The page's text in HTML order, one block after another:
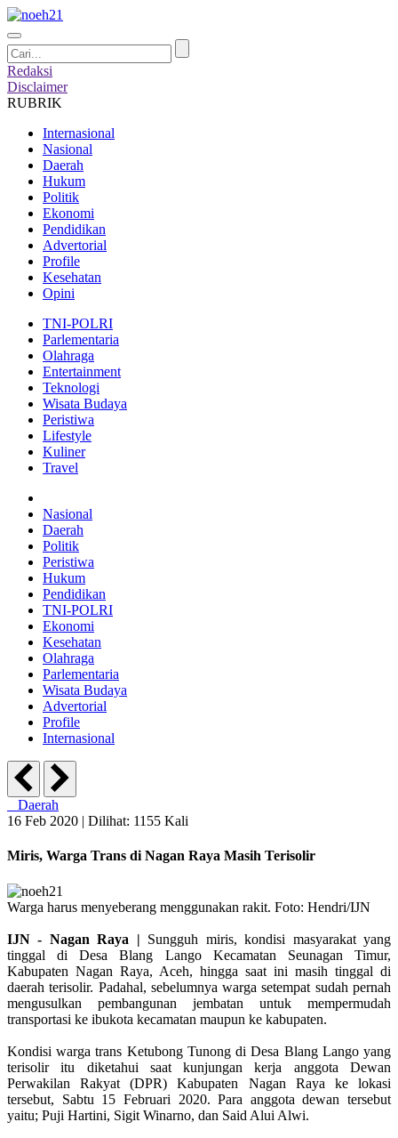
Redaksi
Disclaimer
RUBRIK
Internasional
Nasional
Daerah
Hukum
Politik
Ekonomi
Pendidikan
Advertorial
Profile
Kesehatan
Opini
TNI-POLRI
Parlementaria
Olahraga
Entertainment
Teknologi
Wisata Budaya
Peristiwa
Lifestyle
Kuliner
Travel
Nasional
Daerah
Politik
Peristiwa
Hukum
Pendidikan
TNI-POLRI
Ekonomi
Kesehatan
Olahraga
Parlementaria
Wisata Budaya
Advertorial
Profile
Internasional
Daerah
16 Feb 2020 | Dilihat: 1155 Kali
Miris, Warga Trans di Nagan Raya Masih Terisolir
Warga harus menyeberang menggunakan rakit. Foto: Hendri/IJN
IJN - Nagan Raya | Sungguh miris, kondisi masyarakat yang
tinggal di Desa Blang Lango Kecamatan Seunagan Timur,
Kabupaten Nagan Raya, Aceh, hingga saat ini masih tinggal di
daerah terisolir. Padahal, sebelumnya warga setempat sudah pernah
mengusulkan pembangunan jembatan untuk mempermudah
transportasi ke ibukota kecamatan maupun ke kabupaten.
Kondisi warga trans Ketubong Tunong di Desa Blang Lango yang
terisolir itu diketahui saat kunjungan kerja anggota Dewan
Perwakilan Rakyat (DPR) Kabupaten Nagan Raya ke lokasi
tersebut, Sabtu 15 Februari 2020. Para anggota dewan tersebut
yaitu; Puji Hartini, Sigit Winarno, dan Said Alui Alwi.